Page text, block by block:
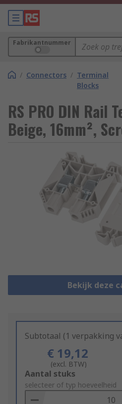
Fabrikantnummer
/ Connectors / Terminal
Blocks
RS PRO DIN Rail
Beige, 16mm²,
Bekijk deze
Subtotaal (1 verpakking
€ 19,12
(excl. BTW)
Add
to
Basket
Aantal stuks
selecteer of typ hoeveelheid